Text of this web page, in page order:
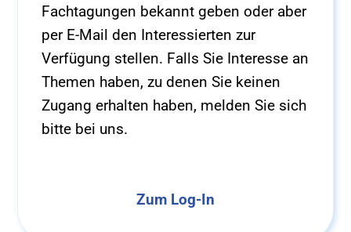
Fachtagungen bekannt geben oder aber
per E-Mail den Interessierten zur
Verfügung stellen. Falls Sie Interesse an
Themen haben, zu denen Sie keinen
Zugang erhalten haben, melden Sie sich
bitte bei uns.
Zum Log-In